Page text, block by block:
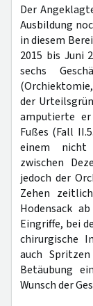
Der
Ausbildung
in diesem
2015 bis Juni
sechs
(Orchiektomie,
der
amputierte
Fußes (Fall
einem nicht
zwischen
jedoch der
Zehen
Hodensack
Eingriffe, bei
chirurgische
auch
Betäubung
Wunsch der